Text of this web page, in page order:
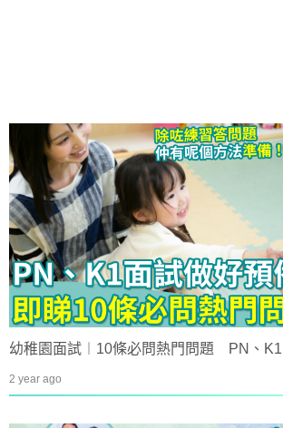
幼稚園面試︱10條必問熱門問題 PN、
2 year ago